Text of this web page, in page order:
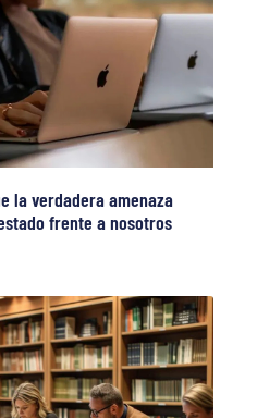
la verdadera amenaza
frente a nosotros